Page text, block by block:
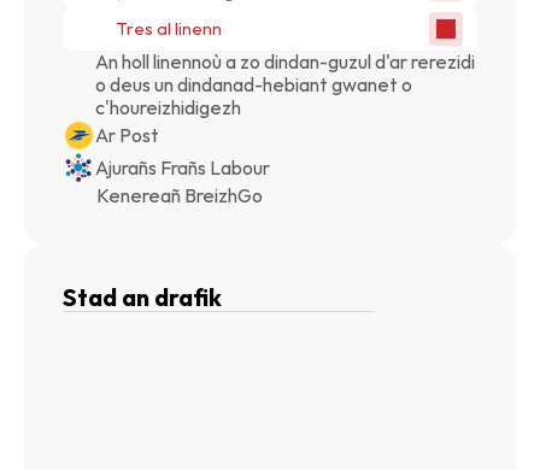
Tres al linenn
An holl linennoù a zo dindan-guzul d'ar rerezidi
o deus un dindanad-hebiant gwanet o
c'houreizhidigezh
Ar Post
Ajurañs Frañs Labour
Kenereañ BreizhGo
Stad an drafik